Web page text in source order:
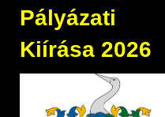
Pályázati
Kiírása 2026